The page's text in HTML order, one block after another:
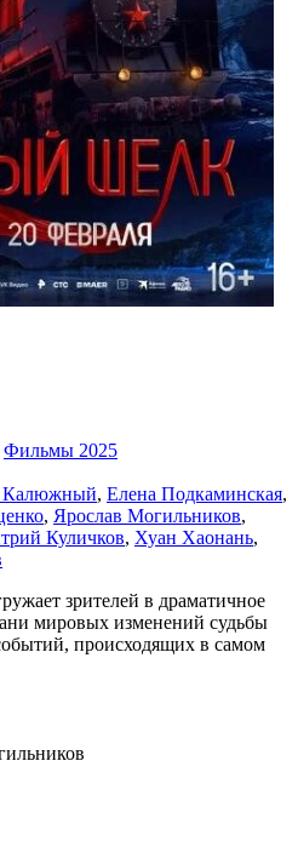
Фильмы 2025
Калюжный, Елена Подкаминская,
, Ярослав Могильников,
Куличков, Хуан Хаонань,
зрителей в драматичное
мировых изменений судьбы
происходящих в самом